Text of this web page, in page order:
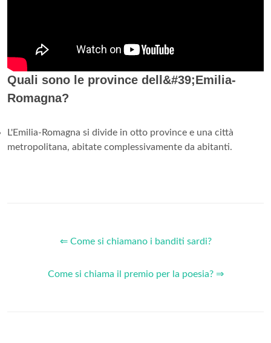
Quali sono le province dell&#39;Emilia-
Romagna?
L'Emilia-Romagna si divide in otto province e una città
metropolitana, abitate complessivamente da abitanti.
⇐ Come si chiamano i banditi sardi?
Come si chiama il premio per la poesia? ⇒